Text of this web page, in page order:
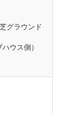
グラウンド
ウス側）